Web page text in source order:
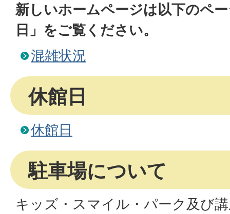
新しいホームページは以下のペ
日」をご覧ください。
混雑状況
休館日
休館日
駐車場について
キッズ・スマイル・パーク及び